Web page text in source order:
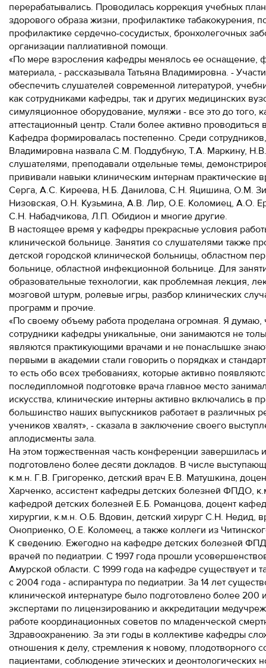
перерабатывались. Проводилась коррекция учебных
здорового образа жизни, профилактике табакокурения,
профилактике сердечно-сосудистых, бронхолегочных
организации паллиативной помощи.
«По мере взросления кафедры менялось ее оснащение,
материала, - рассказывала Татьяна Владимировна. -
обеспечить слушателей современной литературой,
как сотрудниками кафедры, так и других медицинских
симуляционное оборудование, муляжи - все это до того,
аттестационный центр. Стали более активно
Кафедра формировалась постепенно. Среди
Владимировна назвала С.М. Поддубную, Т.А. Маркину,
слушателями, преподавали отдельные темы,
прививали навыки клиническим интернам практические
Серга, А.С. Киреева, Н.Б. Данилова, С.Н. Яцишина, О.М.
Низовская, О.Н. Кузьмина, А.В. Лир, О.Е. Коломиец, А.О.
С.Н. Набадчикова, Л.П. Обидион и многие другие.
В настоящее время у кафедры прекрасные условия
клинической больнице. Занятия со слушателями также
детской городской клинической больницы, областном
больнице, областной инфекционной больнице. Для
образовательные технологии, как проблемная лекция,
мозговой штурм, ролевые игры, разбор клинических
программ и прочие.
«По своему объему работа проделана огромная. Я думаю,
сотрудники кафедры уникальные, они занимаются не
являются практикующими врачами и не понаслышке
первыми в академии стали говорить о порядках и
то есть обо всех требованиях, которые активно
последипломной подготовке врача главное место
искусства, клинические интерны активно включались в
большинство наших выпускников работает в различных
учеников хвалят», - сказала в заключение своего
аплодисменты зала.
На этом торжественная часть конференции завершилась
подготовлено более десяти докладов. В числе
к.м.н. Г.В. Григоренко, детский врач Е.В. Матушкина,
Харченко, ассистент кафедры детских болезней ФПДО,
кафедрой детских болезней Е.Б. Романцова, доцент
хирургии, к.м.н. О.Б. Вдовин, детский хирург С.Н. Недид,
Оноприенко, О.Е. Коломеец, а также коллеги из
К сведению. Ежегодно на кафедре детских болезней
врачей по педиатрии. С 1997 года прошли
Амурской области. С 1999 года на кафедре существует и
с 2004 года - аспирантура по педиатрии. За 14 лет
клинической интернатуре было подготовлено более
экспертами по лицензированию и аккредитации
работе координационных советов по младенческой
Здравоохранению. За эти годы в коллективе кафедры
отношения к делу, стремления к новому, плодотворного
пациентами, соблюдение этических и деонтологических